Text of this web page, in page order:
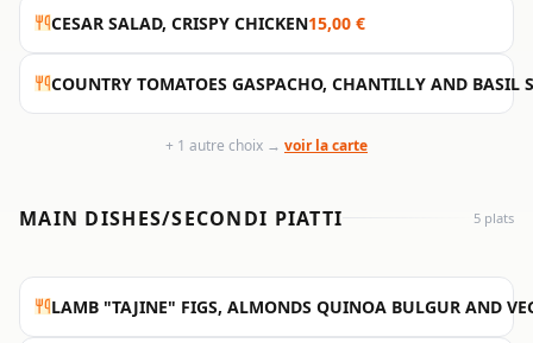
CESAR SALAD, CRISPY CHICKEN15,00 €
COUNTRY TOMATOES GASPACHO, CHANTILLY AND BASIL
+ 1 autre choix → voir la carte
MAIN DISHES/SECONDI PIATTI 5 plats
LAMB "TAJINE" FIGS, ALMONDS QUINOA BULGUR AND